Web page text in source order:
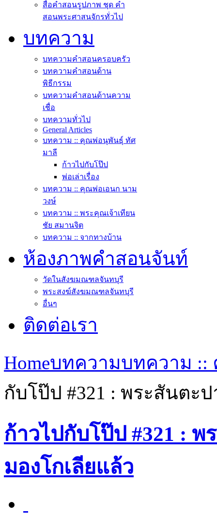
สื่อคำสอนรูปภาพ ชุด คำ
สอนพระศาสนจักรทั่วไป
บทความ
บทความคำสอนครอบครัว
บทความคำสอนด้าน
พิธีกรรม
บทความคำสอนด้านความ
เชื่อ
บทความทั่วไป
General Articles
บทความ :: คุณพ่อนุพันธุ์ ทัศ
มาลี
ก้าวไปกับโป๊ป
พ่อเล่าเรื่อง
บทความ :: คุณพ่อเอนก นาม
วงษ์
บทความ :: พระคุณเจ้าเทียน
ชัย สมานจิต
บทความ :: จากทางบ้าน
ห้องภาพคำสอนจันท์
วัดในสังฆมณฑลจันทบุรี
พระสงฆ์สังฆมณฑลจันทบุรี
อื่นๆ
ติดต่อเรา
Homeบทความบทความ
กับโป๊ป #321 : พระสันตะ
ก้าวไปกับโป๊ป #321 : พ
มองโกเลียแล้ว